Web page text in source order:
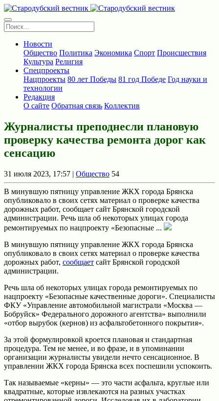
Новости
Общество Политика Экономика Спорт Происшествия
Культура Религия
Спецпроекты
Нацпроекты 80 лет Победы 81 год Победе Год науки и
технологии
Редакция
О сайте Обратная связь Коллектив
Журналисты преподнесли плановую
проверку качества ремонта дорог как
сенсацию
31 июля 2023, 17:57 | Общество 54
В минувшую пятницу управление ЖКХ города Брянска
опубликовало в своих сетях материал о проверке качества
дорожных работ, сообщает сайт Брянской городской
администрации. Речь шла об некоторых улицах города
ремонтируемых по нацпроекту «Безопасные ...
В минувшую пятницу управление ЖКХ города Брянска
опубликовало в своих сетях материал о проверке качества
дорожных работ, сообщает сайт Брянской городской
администрации.
Речь шла об некоторых улицах города ремонтируемых по
нацпроекту «Безопасные качественные дороги». Специалисты
ФКУ «Управление автомобильной магистрали «Москва —
Бобруйск» Федерального дорожного агентства» выполнили
«отбор вырубок (кернов) из асфальтобетонного покрытия».
За этой формулировкой кроется плановая и стандартная
процедура. Тем не менее, и во фразе, и в упоминании
организации журналисты увидели нечто сенсационное. В
управлении ЖКХ города Брянска всех поспешили успокоить.
Так называемые «керны» — это части асфальта, круглые или
квадратные, которые извлекаются на разных участках